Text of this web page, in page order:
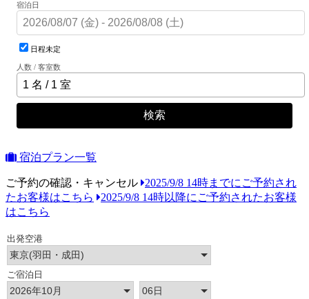
宿泊日
日程未定
人数 / 客室数
検索
宿泊プラン一覧
ご予約の確認・キャンセル
2025/9/8 14時までにご予約され
たお客様はこちら
2025/9/8 14時以降にご予約されたお客様
はこちら